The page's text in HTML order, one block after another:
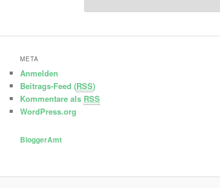
META
Anmelden
Beitrags-Feed (RSS)
Kommentare als RSS
WordPress.org
BloggerAmt